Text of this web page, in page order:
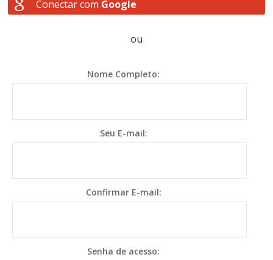
Conectar com Google
ou
Nome Completo:
Seu E-mail:
Confirmar E-mail:
Senha de acesso: